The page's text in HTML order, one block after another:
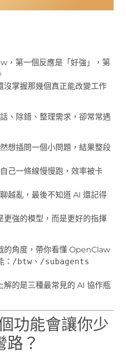
，第一個反應是「好強」，第
沒掌握那幾個真正能改變工作
、除錯、整理需求，卻常常遇
想插問一個小問題，結果整段
己一條線慢慢跑，效率被卡
越亂，最後不知道 AI 還記得
更強的模型，而是更好的指揮
的角度，帶你看懂 OpenClaw
/btw 、 /subagents
解的是三種最常見的 AI 協作瓶
功能會讓你少
？